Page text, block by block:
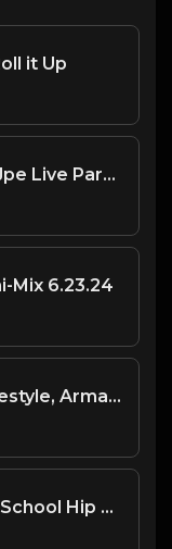
it Up
Jam Pony Express - Jpe Live Part II
Mix 6.23.24
DJ KK1 x MoDJo, Freestyle, Arman Aveiru - Lady Vs. Don't Stop The Rock [KK1 Mashup] [Clean] [80's, Freestyle, Latin Hip-Hop, House] 4A 128
Various Artists - Old School Hip Hop Mega-Mix (DJKK1 Mix 6.23.24)